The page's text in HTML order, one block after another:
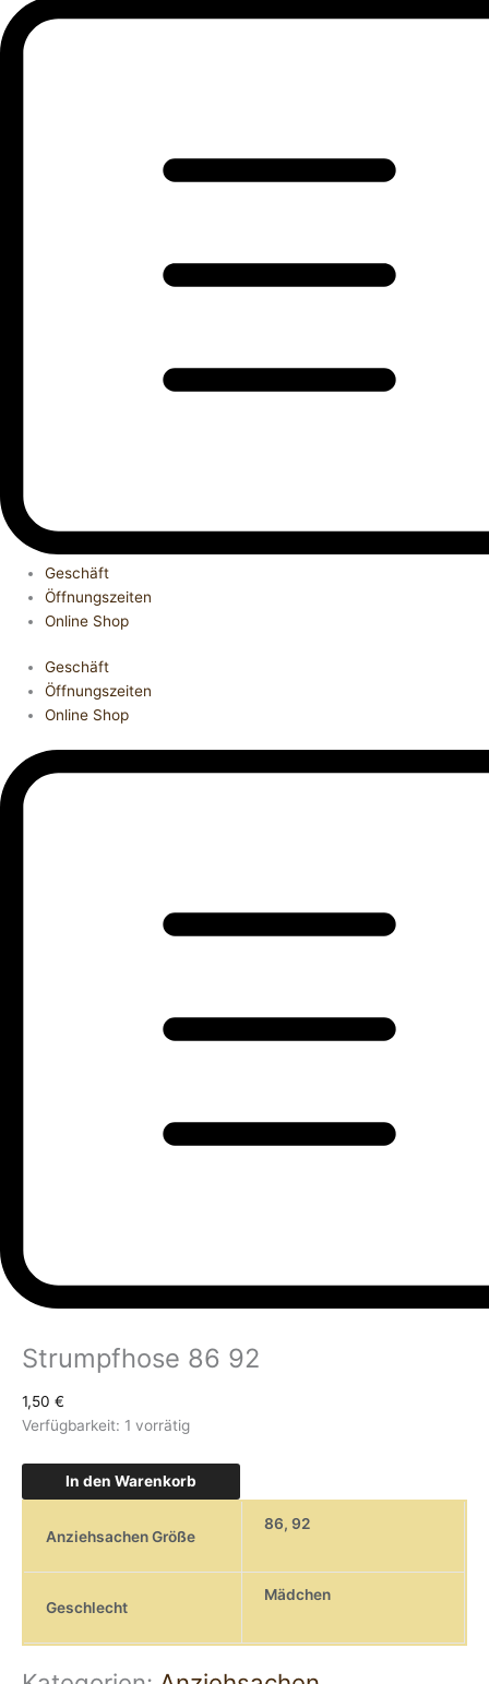
Geschäft
Öffnungszeiten
Online Shop
Geschäft
Öffnungszeiten
Online Shop
Strumpfhose 86 92
1,50 €
Verfügbarkeit: 1 vorrätig
In den Warenkorb
Anziehsachen Größe
86, 92
Geschlecht
Mädchen